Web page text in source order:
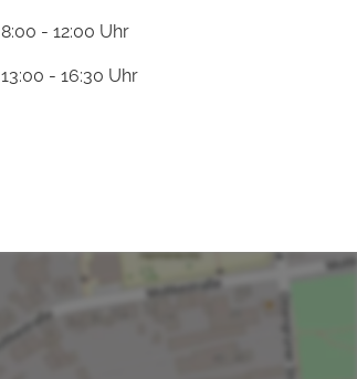
8:00 - 12:00 Uhr
13:00 - 16:30 Uhr